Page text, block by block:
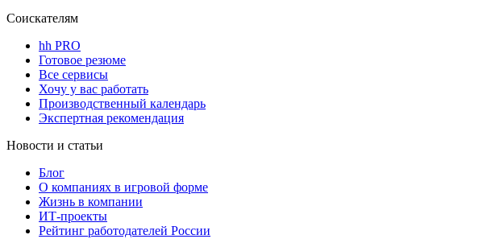
Соискателям
hh PRO
Готовое резюме
Все сервисы
Хочу у вас работать
Производственный календарь
Экспертная рекомендация
Новости и статьи
Блог
О компаниях в игровой форме
Жизнь в компании
ИТ-проекты
Рейтинг работодателей России